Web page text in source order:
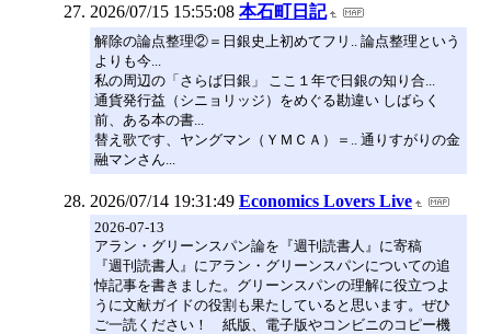
2026/07/15 15:55:08 本石町日記
解除の論点整理②＝日銀史上初めてフリ.. 論点整理という
よりも今...
私の周辺の「さらば日銀」 ここ１年で日銀の知り合...
通貨発行益（シニョリッジ）をめぐる勘違い しばらく
前、ある本の書...
替え歌です、ヤングマン（ＹＭＣＡ）＝.. 通りすがりの金
融マンさん...
2026/07/14 19:31:49 Economics Lovers Live
2026-07-13
アラン・グリーンスパン論を『週刊読書人』に寄稿
『週刊読書人』にアラン・グリーンスパンについての追
悼記事を書きました。グリーンスパンの理解に役立つよ
うに文献ガイドの役割も果たしていると思います。ぜひ
ご一読ください！ 紙版、電子版やコンビニのコピー機